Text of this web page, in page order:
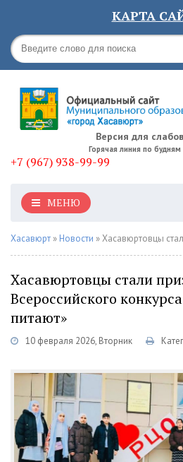
КАРТА
Версия для
Горячая линия по будням
+7 (967) 938-99-99
МЕНЮ
Хасавюрт » Новости » Хасавюртовцы стали призёрами
Хасавюртовцы стали
Всероссийского
питают»
10 февраля 2026, Вторник